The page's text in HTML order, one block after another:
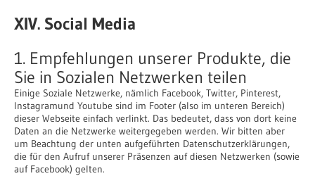
XIV. Social Media
1. Empfehlungen unserer Produkte, die
Sie in Sozialen Netzwerken teilen
Einige Soziale Netzwerke, nämlich Facebook, Twitter, Pinterest,
Instagramund Youtube sind im Footer (also im unteren Bereich)
dieser Webseite einfach verlinkt. Das bedeutet, dass von dort keine
Daten an die Netzwerke weitergegeben werden. Wir bitten aber
um Beachtung der unten aufgeführten Datenschutzerklärungen,
die für den Aufruf unserer Präsenzen auf diesen Netzwerken (sowie
auf Facebook) gelten.